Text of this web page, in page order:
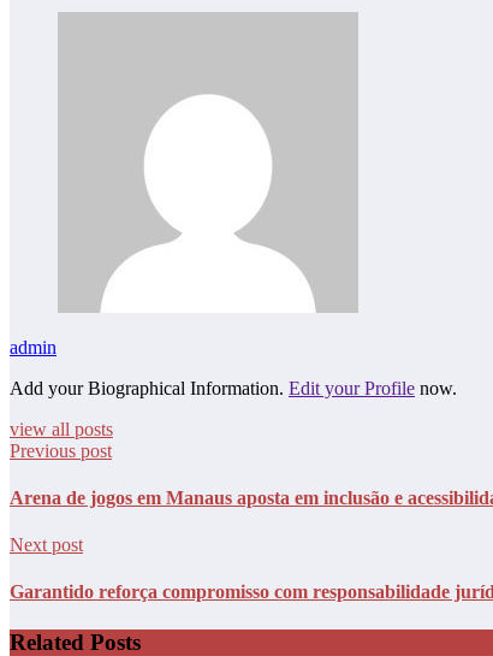
admin
Add your Biographical Information. Edit your Profile now.
view all posts
Previous post
Arena de jogos em Manaus aposta em inclusão e
Next post
Garantido reforça compromisso com responsabilidade
Related Posts